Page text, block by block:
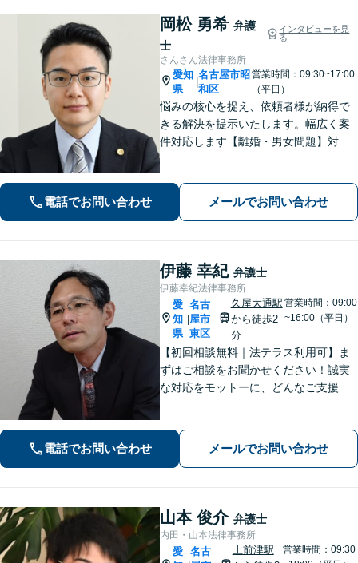
岡松 勇希 弁護
士
インタビューを見
る
さんさん法律事務所
愛知
県
名古屋市昭
和区
営業時間：09:30~17:00
（平日）
悩みの核心を捉え、依頼者様が納得で
きる解決を提示いたします。幅広く案
件対応します【離婚・男女問題】対応
業展開できるよう、法律家の視点でサ
ポートします！【御器所駅／桜山駅徒
電話でお問い合わせ メールでお問い合わせ
伊藤 幸紀 弁護士
伊藤幸紀法律事務所
愛
知
県
名古
屋市
東区
久屋大通駅
から徒歩2
分
営業時間：09:00
~16:00（平日）
【初回相談無料｜法テラス利用可】ま
ずはご相談をお聞かせください！誠実
な対応をモットーに、どんなご支援が
で電話相談も対応いたしますので、お
気軽にお問合せください【久屋大通駅2
電話でお問い合わせ メールでお問い合わせ
山本 俊介 弁護士
内田・山本法律事務所
愛 名古
上前津駅
営業時間：09:30